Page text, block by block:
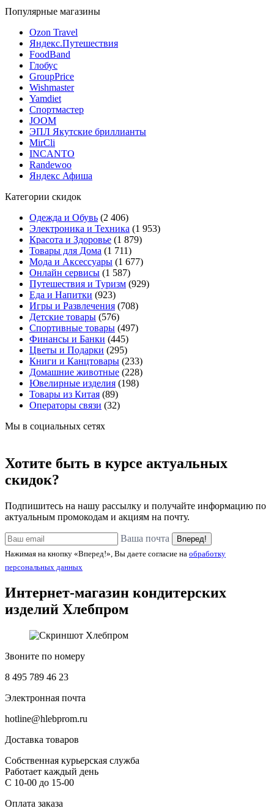
Популярные магазины
Ozon Travel
Яндекс.Путешествия
FoodBand
Глобус
GroupPrice
Wishmaster
Yamdiet
Спортмастер
JOOM
ЭПЛ Якутские бриллианты
MirCli
INCANTO
Randewoo
Яндекс Афиша
Категории скидок
Одежда и Обувь (2 406)
Электроника и Техника (1 953)
Красота и Здоровье (1 879)
Товары для Дома (1 711)
Мода и Аксессуары (1 677)
Онлайн сервисы (1 587)
Путешествия и Туризм (929)
Еда и Напитки (923)
Игры и Развлечения (708)
Детские товары (576)
Спортивные товары (497)
Финансы и Банки (445)
Цветы и Подарки (295)
Книги и Канцтовары (233)
Домашние животные (228)
Ювелирные изделия (198)
Товары из Китая (89)
Операторы связи (32)
Мы в социальных сетях
Хотите быть в курсе актуальных
скидок?
Подпишитесь на нашу рассылку и получайте информацию по
актуальным промокодам и акциям на почту.
Ваша почта
Вперед!
Нажимая на кнопку «Вперед!», Вы даете согласие на обработку
персональных данных
Интернет-магазин кондитерских
изделий Хлебпром
Звоните по номеру
8 495 789 46 23
Электронная почта
hotline@hlebprom.ru
Доставка товаров
Собственная курьерская служба
Работает каждый день
С 10-00 до 15-00
Оплата заказа